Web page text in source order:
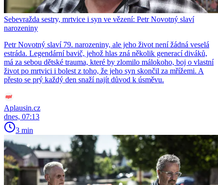
Sebevražda sestry, mrtvice i syn ve vězení: Petr Novotný slaví
narozeniny
Petr Novotný slaví 79. narozeniny, ale jeho život není žádná veselá
estráda. Legendární bavič, jehož hlas zná několik generací diváků,
má za sebou dětské trauma, které by zlomilo málokoho, boj o vlastní
život po mrtvici i bolest z toho, že jeho syn skončil za mřížemi. A
přesto se prý každý den snaží najít důvod k úsměvu.
Aplausin.cz
dnes, 07:13
3 min